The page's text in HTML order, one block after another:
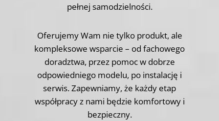
pełnej samodzielności.
Oferujemy Wam nie tylko produkt, ale
kompleksowe wsparcie – od fachowego
doradztwa, przez pomoc w dobrze
odpowiedniego modelu, po instalację i
serwis. Zapewniamy, że każdy etap
współpracy z nami będzie komfortowy i
bezpieczny.